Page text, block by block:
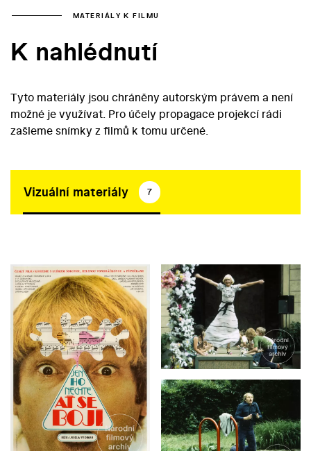
MATERIÁLY K FILMU
K nahlédnutí
Tyto materiály jsou chráněny autorským právem a není
možné je využívat. Pro účely propagace projekcí rádi
zašleme snímky z filmů k tomu určené.
Vizuální materiály 7